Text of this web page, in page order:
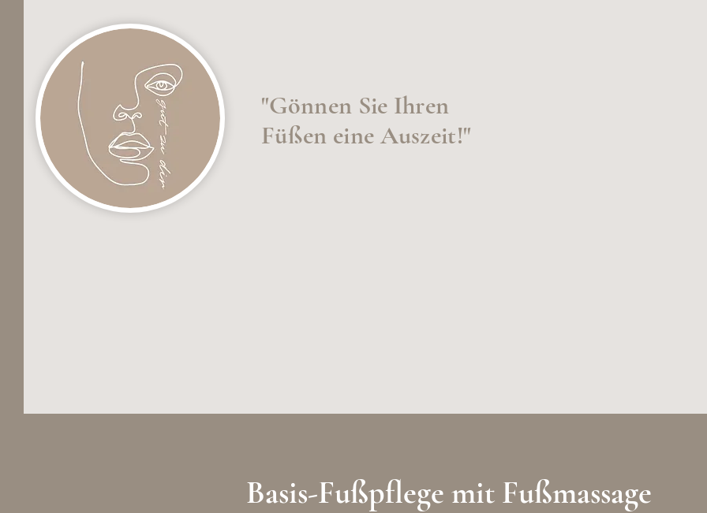
"Gönnen Sie Ihren
Füßen eine Auszeit!"
Basis-Fußpflege mit Fußmassage